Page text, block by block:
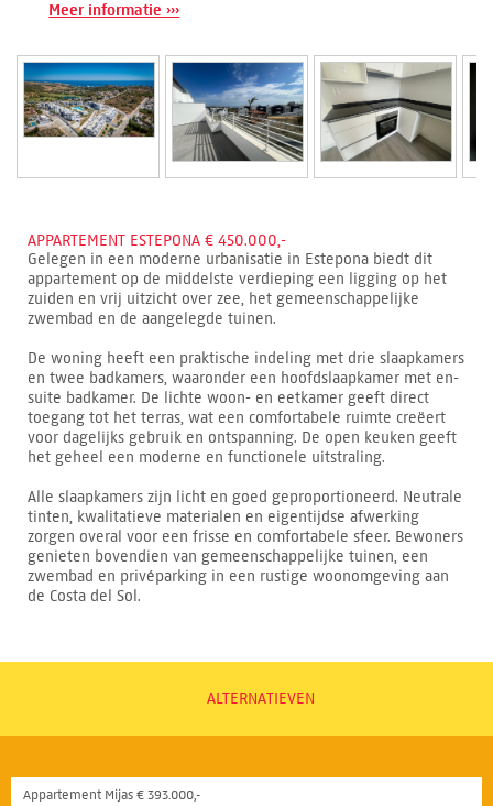
Meer informatie ›››
APPARTEMENT ESTEPONA € 450.000,-
Gelegen in een moderne urbanisatie in Estepona biedt dit
appartement op de middelste verdieping een ligging op het
zuiden en vrij uitzicht over zee, het gemeenschappelijke
zwembad en de aangelegde tuinen.
De woning heeft een praktische indeling met drie slaapkamers
en twee badkamers, waaronder een hoofdslaapkamer met en-
suite badkamer. De lichte woon- en eetkamer geeft direct
toegang tot het terras, wat een comfortabele ruimte creëert
voor dagelijks gebruik en ontspanning. De open keuken geeft
het geheel een moderne en functionele uitstraling.
Alle slaapkamers zijn licht en goed geproportioneerd. Neutrale
tinten, kwalitatieve materialen en eigentijdse afwerking
zorgen overal voor een frisse en comfortabele sfeer. Bewoners
genieten bovendien van gemeenschappelijke tuinen, een
zwembad en privéparking in een rustige woonomgeving aan
de Costa del Sol.
ALTERNATIEVEN
Appartement Mijas € 393.000,-